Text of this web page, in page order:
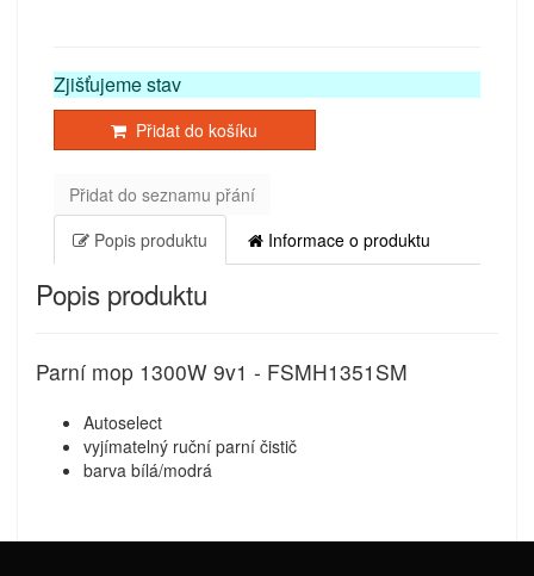
Zjišťujeme stav
Přidat do košíku
Přidat do seznamu přání
Popis produktu
Informace o produktu
Popis produktu
Parní mop 1300W 9v1 - FSMH1351SM
Autoselect
vyjímatelný ruční parní čistič
barva bílá/modrá